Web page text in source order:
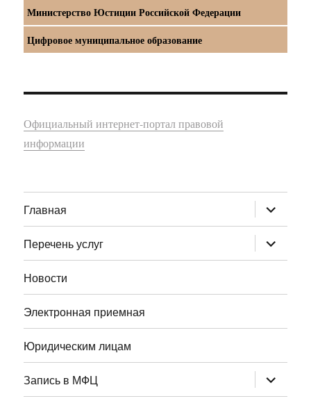
Министерство Юстиции Российской Федерации
Цифровое муниципальное образование
Официальный интернет-портал правовой
информации
Главная раскрыть
дочернее
меню
Перечень услуг
раскрыть
дочернее
меню
Новости
Электронная приемная
Юридическим лицам
Запись в МФЦ раскрыть
дочернее